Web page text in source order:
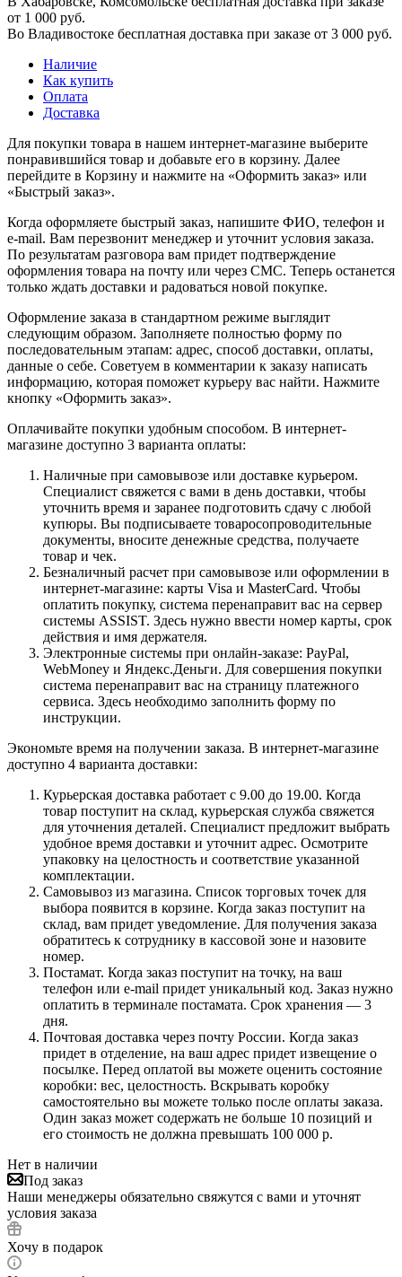
от 1 000 руб.
Во Владивостоке бесплатная доставка при заказе от 3 000 руб.
Наличие
Как купить
Оплата
Доставка
Для покупки товара в нашем интернет-магазине выберите
понравившийся товар и добавьте его в корзину. Далее
перейдите в Корзину и нажмите на «Оформить заказ» или
«Быстрый заказ».
Когда оформляете быстрый заказ, напишите ФИО, телефон и
e-mail. Вам перезвонит менеджер и уточнит условия заказа.
По результатам разговора вам придет подтверждение
оформления товара на почту или через СМС. Теперь останется
только ждать доставки и радоваться новой покупке.
Оформление заказа в стандартном режиме выглядит
следующим образом. Заполняете полностью форму по
последовательным этапам: адрес, способ доставки, оплаты,
данные о себе. Советуем в комментарии к заказу написать
информацию, которая поможет курьеру вас найти. Нажмите
кнопку «Оформить заказ».
Оплачивайте покупки удобным способом. В интернет-
магазине доступно 3 варианта оплаты:
Наличные при самовывозе или доставке курьером.
Специалист свяжется с вами в день доставки, чтобы
уточнить время и заранее подготовить сдачу с любой
купюры. Вы подписываете товаросопроводительные
документы, вносите денежные средства, получаете
товар и чек.
Безналичный расчет при самовывозе или оформлении в
интернет-магазине: карты Visa и MasterCard. Чтобы
оплатить покупку, система перенаправит вас на сервер
системы ASSIST. Здесь нужно ввести номер карты, срок
действия и имя держателя.
Электронные системы при онлайн-заказе: PayPal,
WebMoney и Яндекс.Деньги. Для совершения покупки
система перенаправит вас на страницу платежного
сервиса. Здесь необходимо заполнить форму по
инструкции.
Экономьте время на получении заказа. В интернет-магазине
доступно 4 варианта доставки:
Курьерская доставка работает с 9.00 до 19.00. Когда
товар поступит на склад, курьерская служба свяжется
для уточнения деталей. Специалист предложит выбрать
удобное время доставки и уточнит адрес. Осмотрите
упаковку на целостность и соответствие указанной
комплектации.
Самовывоз из магазина. Список торговых точек для
выбора появится в корзине. Когда заказ поступит на
склад, вам придет уведомление. Для получения заказа
обратитесь к сотруднику в кассовой зоне и назовите
номер.
Постамат. Когда заказ поступит на точку, на ваш
телефон или e-mail придет уникальный код. Заказ нужно
оплатить в терминале постамата. Срок хранения — 3
дня.
Почтовая доставка через почту России. Когда заказ
придет в отделение, на ваш адрес придет извещение о
посылке. Перед оплатой вы можете оценить состояние
коробки: вес, целостность. Вскрывать коробку
самостоятельно вы можете только после оплаты заказа.
Один заказ может содержать не больше 10 позиций и
его стоимость не должна превышать 100 000 р.
Нет в наличии
Под заказ
Наши менеджеры обязательно свяжутся с вами и уточнят
условия заказа
Хочу в подарок